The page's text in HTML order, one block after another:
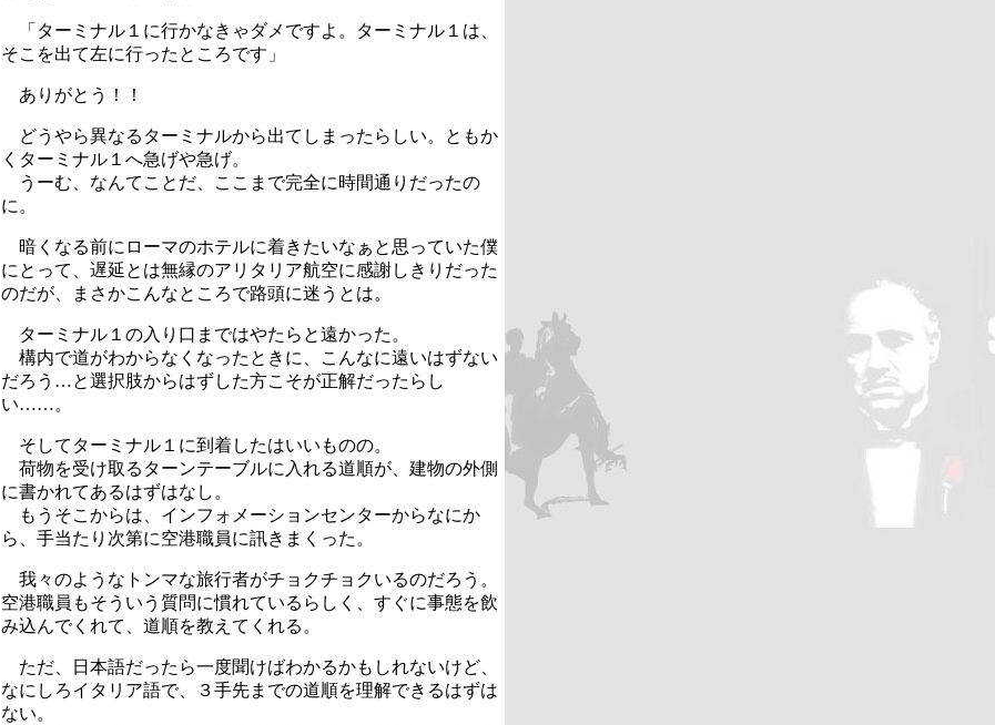
「ターミナル１に行かなきゃダメですよ。ターミナル１は、
そこを出て左に行ったところです」
ありがとう！！
どうやら異なるターミナルから出てしまったらしい。ともか
くターミナル１へ急げや急げ。
うーむ、なんてことだ、ここまで完全に時間通りだったの
に。
暗くなる前にローマのホテルに着きたいなぁと思っていた僕
にとって、遅延とは無縁のアリタリア航空に感謝しきりだった
のだが、まさかこんなところで路頭に迷うとは。
ターミナル１の入り口まではやたらと遠かった。
構内で道がわからなくなったときに、こんなに遠いはずない
だろう…と選択肢からはずした方こそが正解だったらし
い……。
そしてターミナル１に到着したはいいものの。
荷物を受け取るターンテーブルに入れる道順が、建物の外側
に書かれてあるはずはなし。
もうそこからは、インフォメーションセンターからなにか
ら、手当たり次第に空港職員に訊きまくった。
我々のようなトンマな旅行者がチョクチョクいるのだろう。
空港職員もそういう質問に慣れているらしく、すぐに事態を飲
み込んでくれて、道順を教えてくれる。
ただ、日本語だったら一度聞けばわかるかもしれないけど、
なにしろイタリア語で、３手先までの道順を理解できるはずは
ない。